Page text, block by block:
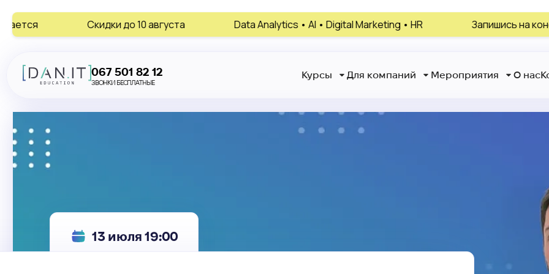
Скидки до 10 августа Data Analytics • AI • Digital Marketing • HR Запишись на
067 501 82 12
ЗВОНКИ БЕСПЛАТНЫЕ
Курсы Для компаний Мероприятия О нас
13 июля 19:00